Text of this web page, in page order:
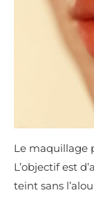
Le maquillage
L’objectif est
teint sans